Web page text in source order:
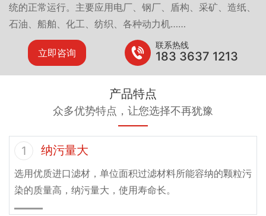
统的正常运行。主要应用电厂、钢厂、盾构、采矿、造纸、
石油、船舶、化工、纺织、各种动力机……
立即咨询
联系热线
183 3637 1213
产品特点
众多优势特点，让您选择不再犹豫
1 纳污量大
选用优质进口滤材，单位面积过滤材料所能容纳的颗粒污
染的质量高，纳污量大，使用寿命长。